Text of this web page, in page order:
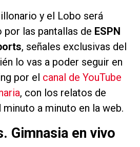
y el Lobo será
las pantallas de ESPN
, señales exclusivas del
lo vas a poder seguir en
por el canal de YouTube
, con los relatos de
minuto a minuto en la web.
Gimnasia en vivo